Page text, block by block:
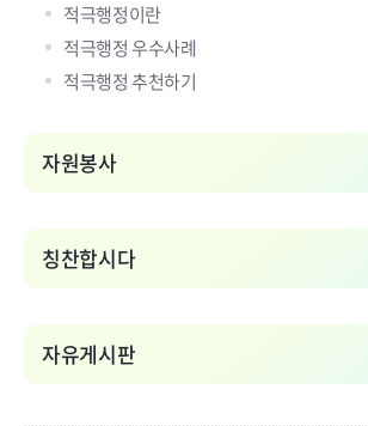
적극행정이란
적극행정 우수사례
적극행정 추천하기
자원봉사
칭찬합시다
자유게시판